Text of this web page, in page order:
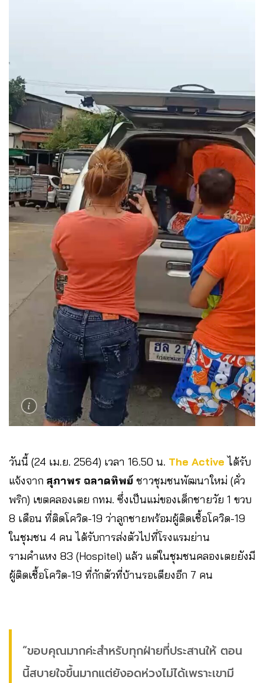
วันนี้ (24 เม.ย. 2564) เวลา 16.50 น. The Active ได้รับ
แจ้งจาก สุภาพร ฉลาดทิพย์ ชาวชุมชนพัฒนาใหม่ (คั่ว
พริก) เขตคลองเตย กทม. ซึ่งเป็นแม่ของเด็กชายวัย 1 ขวบ
8 เดือน ที่ติดโควิด-19 ว่าลูกชายพร้อมผู้ติดเชื้อโควิด-19
ในชุมชน 4 คน ได้รับการส่งตัวไปที่โรงแรมย่าน
รามคำแหง 83 (Hospitel) แล้ว แต่ในชุมชนคลองเตยยังมี
ผู้ติดเชื้อโควิด-19 ที่กักตัวที่บ้านรอเตียงอีก 7 คน
“ขอบคุณมากค่ะสำหรับทุกฝ่ายที่ประสานให้ ตอน
นี้สบายใจขึ้นมากแต่ยังอดห่วงไม่ได้เพราะเขามี